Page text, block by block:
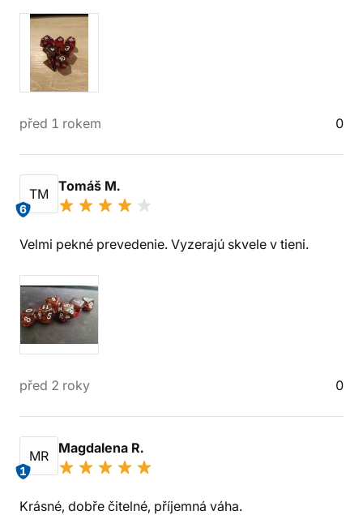
před 1 rokem 0
TM
6
Tomáš M.
Velmi pekné prevedenie. Vyzerajú skvele v tieni.
před 2 roky 0
MR
1
Magdalena R.
Krásné, dobře čitelné, příjemná váha.